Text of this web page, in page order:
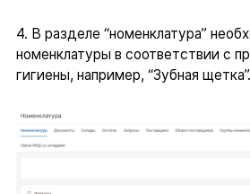
4. В разделе “номенклатура”
номенклатуры в соответствии с
гигиены, например, “Зубная щетка”.